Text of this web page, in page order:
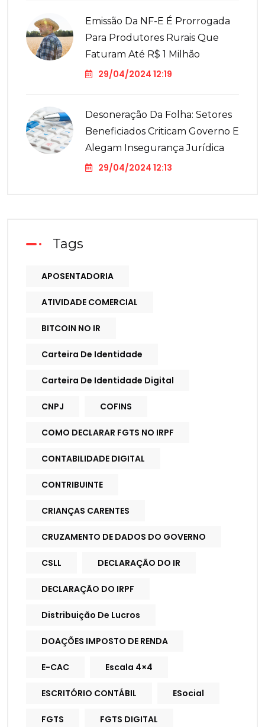
Emissão Da NF-E É Prorrogada
Para Produtores Rurais Que
Faturam Até R$ 1 Milhão
29/04/2024 12:19
Desoneração Da Folha: Setores
Beneficiados Criticam Governo E
Alegam Insegurança Jurídica
29/04/2024 12:13
Tags
APOSENTADORIA
ATIVIDADE COMERCIAL
BITCOIN NO IR
Carteira De Identidade
Carteira De Identidade Digital
CNPJ COFINS
COMO DECLARAR FGTS NO IRPF
CONTABILIDADE DIGITAL
CONTRIBUINTE
CRIANÇAS CARENTES
CRUZAMENTO DE DADOS DO GOVERNO
CSLL DECLARAÇÃO DO IR
DECLARAÇÃO DO IRPF
Distribuição De Lucros
DOAÇÕES IMPOSTO DE RENDA
E-CAC Escala 4×4
ESCRITÓRIO CONTÁBIL ESocial
FGTS FGTS DIGITAL